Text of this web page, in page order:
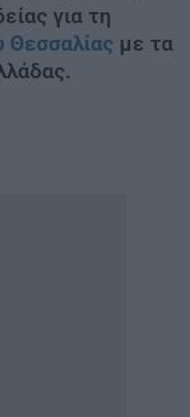
για τη
Θεσσαλίας με τα